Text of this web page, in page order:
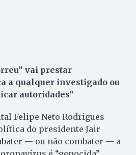
vai prestar
a qualquer investigado ou
autoridades”
Felipe Neto Rodrigues
do presidente Jair
— ou não combater — a